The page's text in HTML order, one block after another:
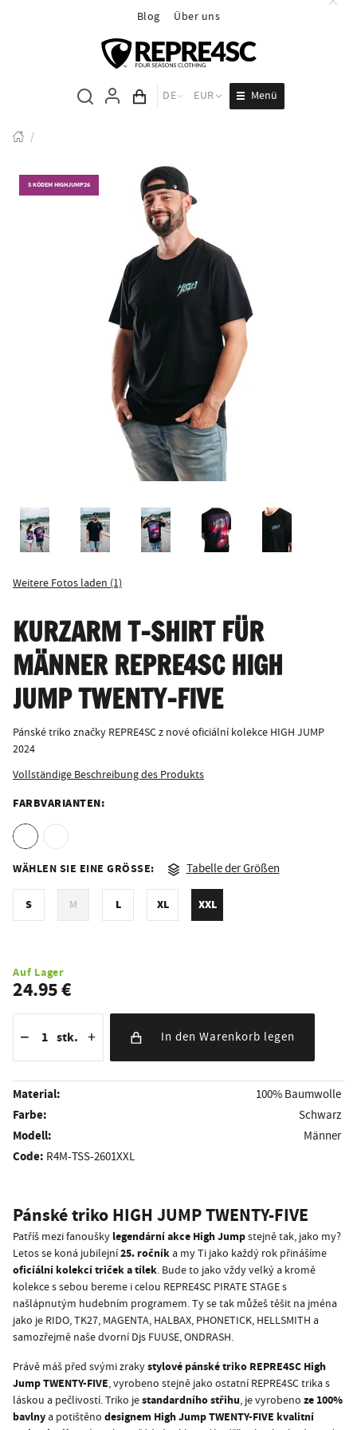
Blog Über uns
Inhalt des Wagens
DE EUR Menü
/
S KÓDEM HIGHJUMP26
Weitere Fotos laden (1)
KURZARM T-SHIRT FÜR
MÄNNER REPRE4SC HIGH
JUMP TWENTY-FIVE
Pánské triko značky REPRE4SC z nové oficiální kolekce HIGH JUMP
2024
Vollständige Beschreibung des Produkts
FARBVARIANTEN:
WÄHLEN SIE EINE GRÖSSE: Tabelle der Größen
S M L XL XXL
Auf Lager
24.95 €
− stk. + In den Warenkorb legen
Material: 100% Baumwolle
Farbe: Schwarz
Modell: Männer
Code: R4M-TSS-2601XXL
Pánské triko HIGH JUMP TWENTY-FIVE
Patříš mezi fanoušky legendární akce High Jumpstejně tak, jako my?
Letos se koná jubilejní25. ročník a my Ti jako každý rok přinášíme
oficíální kolekcí triček a tílek. Bude to jako vždy velký a kromě
kolekce s sebou bereme i celou REPRE4SC PIRATE STAGE s
našlápnutým hudebním programem. Ty se tak můžeš těšit na jména
jako je RIDO, TK27, MAGENTA, HALBAX, PHONETICK, HELLSMITH a
samozřejmě naše dvorní Djs FUUSE, ONDRASH.
Právě máš před svými zrakystylové pánské triko REPRE4SC High
Jump TWENTY-FIVE, vyrobeno stejně jako ostatní REPRE4SC trika s
láskou a pečlivostí. Triko jestandardního střihu, je vyrobeno ze 100%
bavlny a potištěno designem High Jump TWENTY-FIVE kvalitní